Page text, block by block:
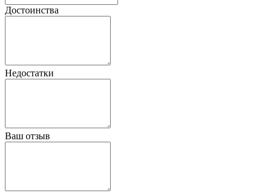
Достоинства
Недостатки
Ваш отзыв